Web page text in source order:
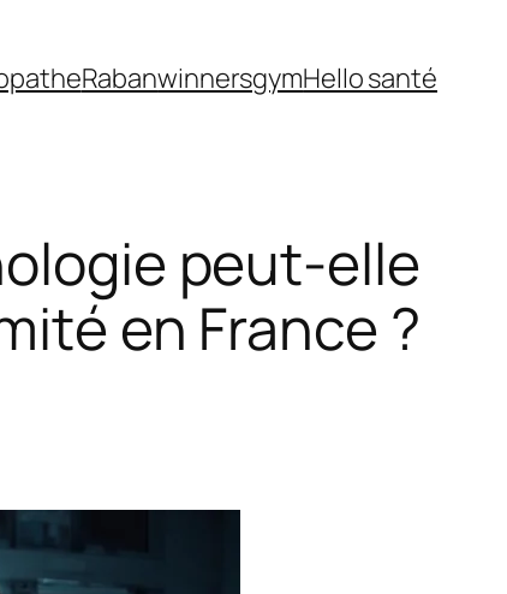
RabanwinnersgymHello santé
peut-elle
en France ?